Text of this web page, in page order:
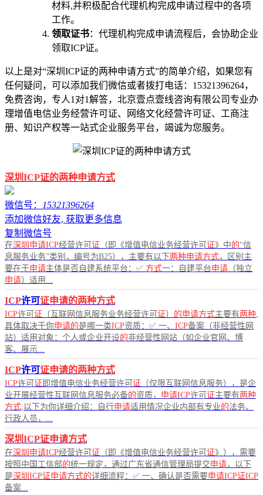
材料,并积极配合代理机构完成申请过程中的各项
工作。
领取证书：代理机构完成申请流程后，会协助企业
领取ICP证。
以上是对“深圳ICP证的两种申请方式”的简单介绍，如果您有
任何疑问，可以添加我们微信或者拨打电话：15321396264，
免费咨询，专人1对1解答，北京壹点壹线咨询有限公司专业办
理增值电信业务经营许可证、网络文化经营许可证、工商注
册、知识产权等一站式企业服务平台，竭诚为您服务。
深圳ICP证的两种申请方式
微信号： 15321396264
添加微信好友, 获取更多信息
复制微信号
在深圳申请ICP经营许可 证 （即《增值电信业务经营许可 证》中的“信
息服务业务”类别，编号为B25），主要有以下两种申请方式，区别主
要在于申请主体是否自建系统平台：✅ 方式一：自建平台申请 （独立
申请）适用...
ICP许可证申请的两种方式
ICP许可 证 （互联网信息服务业务经营许可 证） 的申请方式主要有两种,
具体取决于你申请的是哪一类ICP资质：✅ 一、 ICP备案（非经营性网
站）适用对象：个人或企业开设的非经营性网站（如企业官网、博
客、展示...
ICP许可证申请的两种方式
ICP许可 证 即增值电信业务经营许可 证 （仅限互联网信息服务），是企
业开展经营性互联网信息服务必备的资质， 申请ICP许可 证主要有两种
方式,以下为你详细介绍：自行申请适用情况企业内部有专业的法务、
行政人员，...
深圳ICP证申请方式
在深圳申请ICP经营许可 证 （即《增值电信业务经营许可 证》），需要
按照中国工信部的统一规定，通过广东省通信管理局提交申请，以下
是深圳ICP证申请方式的详细流程：✅ 一、确认是否需要申请ICP证ICP
备案...